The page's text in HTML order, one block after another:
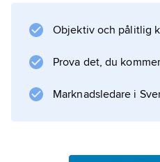
spanska armadan
invadera England 1588.
Objektiv och pålitlig
Prova det, du
Marknadsledare i